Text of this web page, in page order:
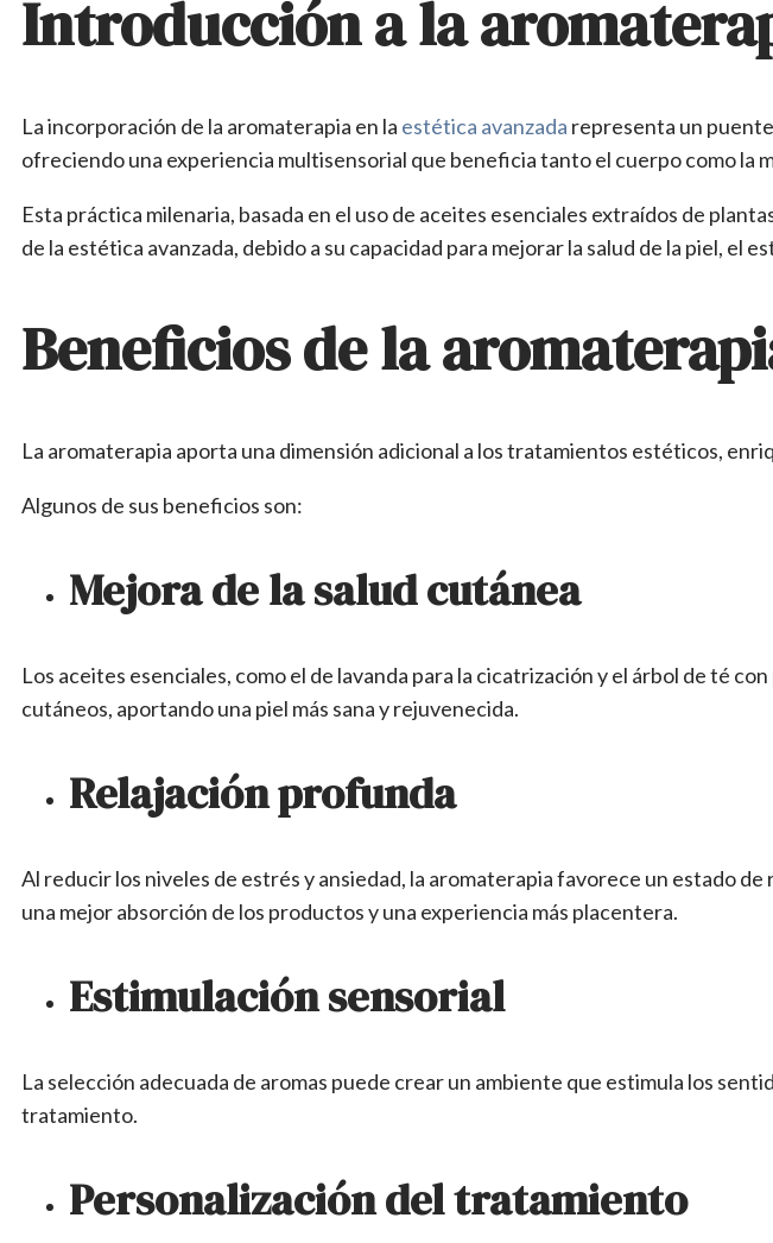
Introducción a la
La incorporación de la aromaterapia en la estética avanzada representa un
ofreciendo una experiencia multisensorial que beneficia tanto el cuerpo como la
Esta práctica milenaria, basada en el uso de aceites esenciales extraídos de
de la estética avanzada, debido a su capacidad para mejorar la salud de la piel, el
Beneficios de la
La aromaterapia aporta una dimensión adicional a los tratamientos estéticos,
Algunos de sus beneficios son:
Mejora de la salud cutánea
Los aceites esenciales, como el de lavanda para la cicatrización y el árbol de té
cutáneos, aportando una piel más sana y rejuvenecida.
Relajación profunda
Al reducir los niveles de estrés y ansiedad, la aromaterapia favorece un estado
una mejor absorción de los productos y una experiencia más placentera.
Estimulación sensorial
La selección adecuada de aromas puede crear un ambiente que estimula los
tratamiento.
Personalización del tratamiento